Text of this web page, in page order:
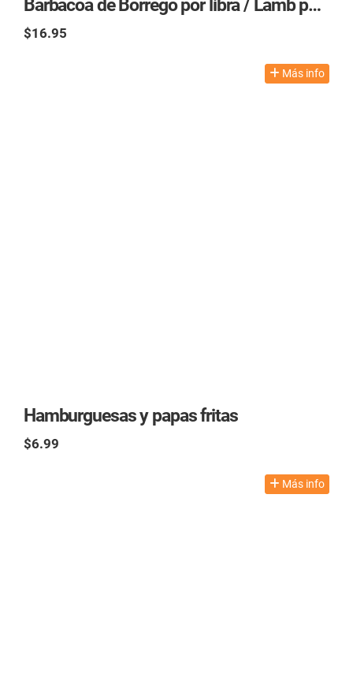
Barbacoa de Borrego por libra / Lamb per Pound
$16.95
Más info
Hamburguesas y papas fritas
$6.99
Más info